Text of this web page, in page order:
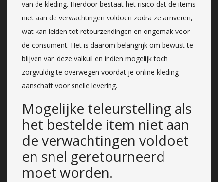
van de kleding. Hierdoor bestaat het risico dat de items
niet aan de verwachtingen voldoen zodra ze arriveren,
wat kan leiden tot retourzendingen en ongemak voor
de consument. Het is daarom belangrijk om bewust te
blijven van deze valkuil en indien mogelijk toch
zorgvuldig te overwegen voordat je online kleding
aanschaft voor snelle levering.
Mogelijke teleurstelling als
het bestelde item niet aan
de verwachtingen voldoet
en snel geretourneerd
moet worden.